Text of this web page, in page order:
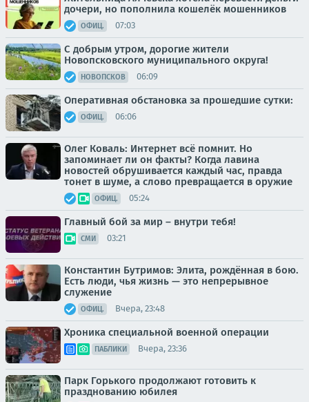
дочери, но пополнила кошелёк мошенников
ОФИЦ. 07:03
С добрым утром, дорогие жители
Новопсковского муниципального округа!
НОВОПСКОВ 06:09
Оперативная обстановка за прошедшие сутки:
ОФИЦ. 06:06
Олег Коваль: Интернет всё помнит. Но
запоминает ли он факты? Когда лавина
новостей обрушивается каждый час, правда
тонет в шуме, а слово превращается в оружие
ОФИЦ. 05:24
Главный бой за мир – внутри тебя!
СМИ 03:21
Константин Бутримов: Элита, рождённая в бою.
Есть люди, чья жизнь — это непрерывное
служение
ОФИЦ. Вчера, 23:48
Хроника специальной военной операции
ПАБЛИКИ Вчера, 23:36
Парк Горького продолжают готовить к
празднованию юбилея